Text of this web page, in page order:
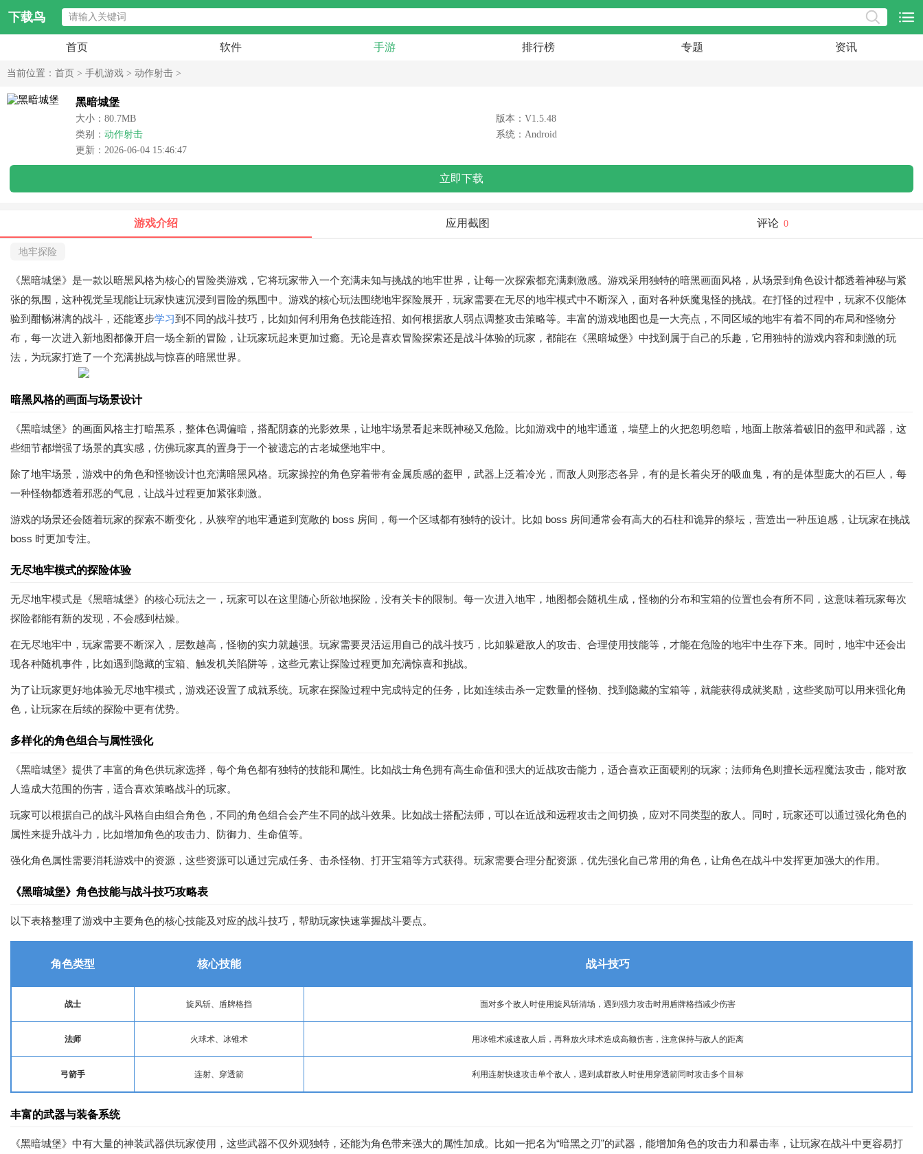
下载鸟
首页 软件 手游 排行榜 专题 资讯
当前位置： 首页 > 手机游戏 > 动作射击 >
黑暗城堡
大小：80.7MB
版本：V1.5.48
类别： 动作射击
系统：Android
更新：2026-06-04 15:46:47
立即下载
游戏介绍 应用截图 评论 0
地牢探险
《黑暗城堡》是一款以暗黑风格为核心的冒险类游戏，它将玩家带入一个充满未知与挑战的地牢世界，让每一次探索都充满刺激感。游戏采用独特的暗黑画面风格，从场景到角色设计都透着神秘与紧
张的氛围，这种视觉呈现能让玩家快速沉浸到冒险的氛围中。游戏的核心玩法围绕地牢探险展开，玩家需要在无尽的地牢模式中不断深入，面对各种妖魔鬼怪的挑战。在打怪的过程中，玩家不仅能体
验到酣畅淋漓的战斗，还能逐步学习到不同的战斗技巧，比如如何利用角色技能连招、如何根据敌人弱点调整攻击策略等。丰富的游戏地图也是一大亮点，不同区域的地牢有着不同的布局和怪物分
布，每一次进入新地图都像开启一场全新的冒险，让玩家玩起来更加过瘾。无论是喜欢冒险探索还是战斗体验的玩家，都能在《黑暗城堡》中找到属于自己的乐趣，它用独特的游戏内容和刺激的玩
法，为玩家打造了一个充满挑战与惊喜的暗黑世界。
暗黑风格的画面与场景设计
《黑暗城堡》的画面风格主打暗黑系，整体色调偏暗，搭配阴森的光影效果，让地牢场景看起来既神秘又危险。比如游戏中的地牢通道，墙壁上的火把忽明忽暗，地面上散落着破旧的盔甲和武器，这
些细节都增强了场景的真实感，仿佛玩家真的置身于一个被遗忘的古老城堡地牢中。
除了地牢场景，游戏中的角色和怪物设计也充满暗黑风格。玩家操控的角色穿着带有金属质感的盔甲，武器上泛着冷光，而敌人则形态各异，有的是长着尖牙的吸血鬼，有的是体型庞大的石巨人，每
一种怪物都透着邪恶的气息，让战斗过程更加紧张刺激。
游戏的场景还会随着玩家的探索不断变化，从狭窄的地牢通道到宽敞的 boss 房间，每一个区域都有独特的设计。比如 boss 房间通常会有高大的石柱和诡异的祭坛，营造出一种压迫感，让玩家在挑战
boss 时更加专注。
无尽地牢模式的探险体验
无尽地牢模式是《黑暗城堡》的核心玩法之一，玩家可以在这里随心所欲地探险，没有关卡的限制。每一次进入地牢，地图都会随机生成，怪物的分布和宝箱的位置也会有所不同，这意味着玩家每次
探险都能有新的发现，不会感到枯燥。
在无尽地牢中，玩家需要不断深入，层数越高，怪物的实力就越强。玩家需要灵活运用自己的战斗技巧，比如躲避敌人的攻击、合理使用技能等，才能在危险的地牢中生存下来。同时，地牢中还会出
现各种随机事件，比如遇到隐藏的宝箱、触发机关陷阱等，这些元素让探险过程更加充满惊喜和挑战。
为了让玩家更好地体验无尽地牢模式，游戏还设置了成就系统。玩家在探险过程中完成特定的任务，比如连续击杀一定数量的怪物、找到隐藏的宝箱等，就能获得成就奖励，这些奖励可以用来强化角
色，让玩家在后续的探险中更有优势。
多样化的角色组合与属性强化
《黑暗城堡》提供了丰富的角色供玩家选择，每个角色都有独特的技能和属性。比如战士角色拥有高生命值和强大的近战攻击能力，适合喜欢正面硬刚的玩家；法师角色则擅长远程魔法攻击，能对敌
人造成大范围的伤害，适合喜欢策略战斗的玩家。
玩家可以根据自己的战斗风格自由组合角色，不同的角色组合会产生不同的战斗效果。比如战士搭配法师，可以在近战和远程攻击之间切换，应对不同类型的敌人。同时，玩家还可以通过强化角色的
属性来提升战斗力，比如增加角色的攻击力、防御力、生命值等。
强化角色属性需要消耗游戏中的资源，这些资源可以通过完成任务、击杀怪物、打开宝箱等方式获得。玩家需要合理分配资源，优先强化自己常用的角色，让角色在战斗中发挥更加强大的作用。
《黑暗城堡》角色技能与战斗技巧攻略表
以下表格整理了游戏中主要角色的核心技能及对应的战斗技巧，帮助玩家快速掌握战斗要点。
角色类型 核心技能 战斗技巧
战士 旋风斩、盾牌格挡 面对多个敌人时使用旋风斩清场，遇到强力攻击时用盾牌格挡减少伤害
法师 火球术、冰锥术 用冰锥术减速敌人后，再释放火球术造成高额伤害，注意保持与敌人的距离
弓箭手 连射、穿透箭 利用连射快速攻击单个敌人，遇到成群敌人时使用穿透箭同时攻击多个目标
丰富的武器与装备系统
《黑暗城堡》中有大量的神装武器供玩家使用，这些武器不仅外观独特，还能为角色带来强大的属性加成。比如一把名为“暗黑之刃”的武器，能增加角色的攻击力和暴击率，让玩家在战斗中更容易打